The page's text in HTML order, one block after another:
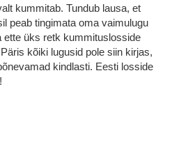
kummitab. Tundub lausa, et
peab tingimata oma vaimulugu
ette üks retk kummituslosside
kõiki lugusid pole siin kirjas,
kindlasti. Eesti losside